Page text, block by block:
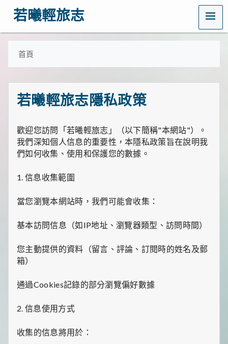
若曦輕旅志
歡
訪
問
若
旅
志
打
造
你
的
感
活
指
這
有
最
實
的
旅
攻
最
MENU
首頁
若曦輕旅志隱私政策
歡迎您訪問「若曦輕旅志」（以下簡稱"本網站"）。
我們深知個人信息的重要性，本隱私政策旨在說明我
們如何收集、使用和保護您的數據。
1. 信息收集範圍
當您瀏覽本網站時，我們可能會收集：
基本訪問信息（如IP地址、瀏覽器類型、訪問時間）
您主動提供的資料（留言、評論、訂閱時的姓名及郵
箱）
通過Cookies記錄的部分瀏覽偏好數據
2. 信息使用方式
收集的信息將用於：